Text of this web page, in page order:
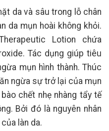
da và sâu trong lỗ chân
da mụn hoài không khỏi.
Lotion chứa
Tác dụng giúp tiêu
mụn hình thành. Thúc
ngừa sự trở lại của mụn
chết nhẹ nhàng tẩy tế
Bởi đó là nguyên nhân
làn da.